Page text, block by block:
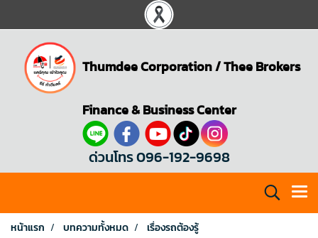
Thumdee Corporation/Thee Brokers
Finance & Business Center
ด่วนโทร 096-192-9698
หน้าแรก บทความทั้งหมด
เรื่องรถต้องรู้